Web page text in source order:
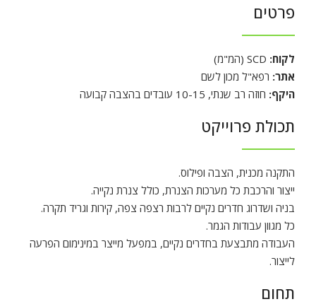
פרטים
לקוח: SCD (המ"מ)
אתר: רפא"ל מכון לשם
היקף: חוזה רב שנתי, 10-15 עובדים בהצבה קבועה
תכולת פרוייקט
התקנה מכנית, הצבה ופילוס.
ייצור והרכבת כל מערכות הצנרת, כולל צנרת נקייה.
בניה ושדרוג חדרים נקיים לרבות רצפה צפה, קירות וגריד תקרה.
כל מגוון עבודות הגמר.
העבודה מתבצעת בחדרים נקיים, במפעל מייצר במינימום הפרעה
לייצור.
תחום